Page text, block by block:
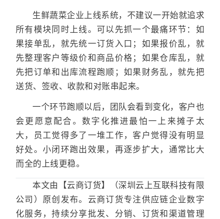
生鲜蔬菜企业上线系统，不建议一开始就追求
所有模块同时上线。可以先抓一个最痛环节：如
果接单乱，就先统一订货入口；如果报价乱，就
先整理客户等级价和商品价格；如果仓库乱，就
先把订单和出库流程跑顺；如果财务乱，就先把
送货、签收、收款和对账串起来。
一个环节跑顺以后，团队会看到变化，客户也
会更愿意配合。数字化推进最怕一上来摊子太
大，员工觉得多了一堆工作，客户觉得没有明显
好处。小闭环跑出效果，再逐步扩大，通常比大
而全的上线更稳。
本文由【云商订货】（深圳云上互联科技有限
公司）原创发布。云商订货专注供应链企业数字
化服务，持续分享批发、分销、订货和渠道管理